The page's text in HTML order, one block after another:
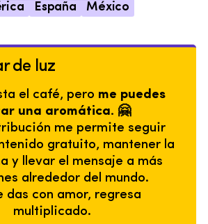
España México
de luz
el café, pero me puedes
una aromática. 🤗
me permite seguir
gratuito, mantener la
y llevar el mensaje a más
alrededor del mundo.
das con amor, regresa
multiplicado.